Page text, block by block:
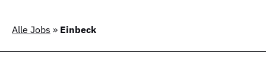
Alle Jobs » Einbeck